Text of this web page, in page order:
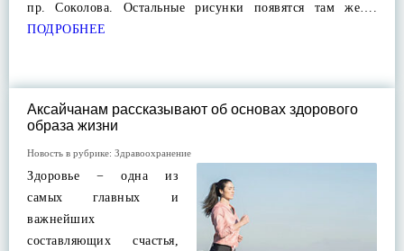
пр. Соколова. Остальные рисунки появятся там же….
ПОДРОБНЕЕ
Аксайчанам рассказывают об основах здорового
образа жизни
Новость в рубрике: Здравоохранение
Здоровье − одна из
самых главных и
важнейших
составляющих счастья,